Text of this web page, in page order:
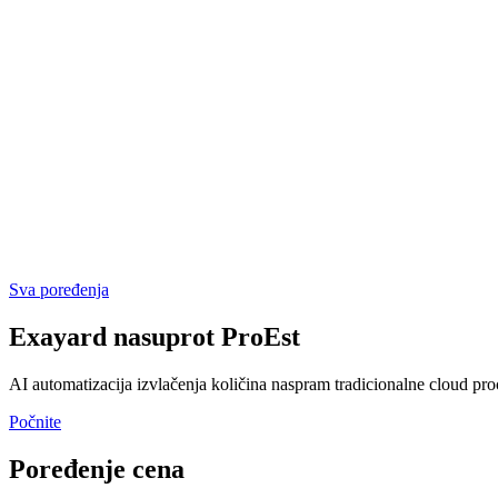
Sva poređenja
Exayard nasuprot ProEst
AI automatizacija izvlačenja količina naspram tradicionalne cloud
Počnite
Poređenje cena